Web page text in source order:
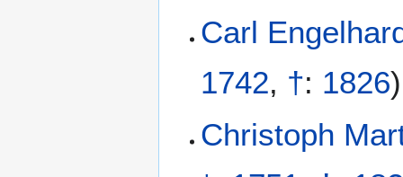
Carl
1742, †: 1826)
Christoph